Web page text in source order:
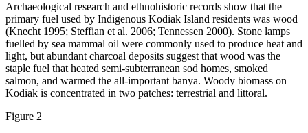
Archaeological research and ethnohistoric records show that the
primary fuel used by Indigenous Kodiak Island residents was wood
(Knecht 1995; Steffian et al. 2006; Tennessen 2000). Stone lamps
fuelled by sea mammal oil were commonly used to produce heat and
light, but abundant charcoal deposits suggest that wood was the
staple fuel that heated semi-subterranean sod homes, smoked
salmon, and warmed the all-important banya. Woody biomass on
Kodiak is concentrated in two patches: terrestrial and littoral.
Figure 2